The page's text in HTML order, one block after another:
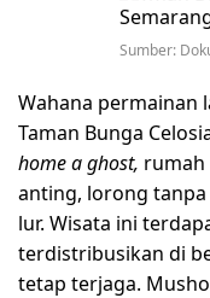
Sumber:
Wahana permainan
Taman Bunga
home a ghost, rumah
anting, lorong tanpa
lur. Wisata ini
terdistribusikan di
tetap terjaga.